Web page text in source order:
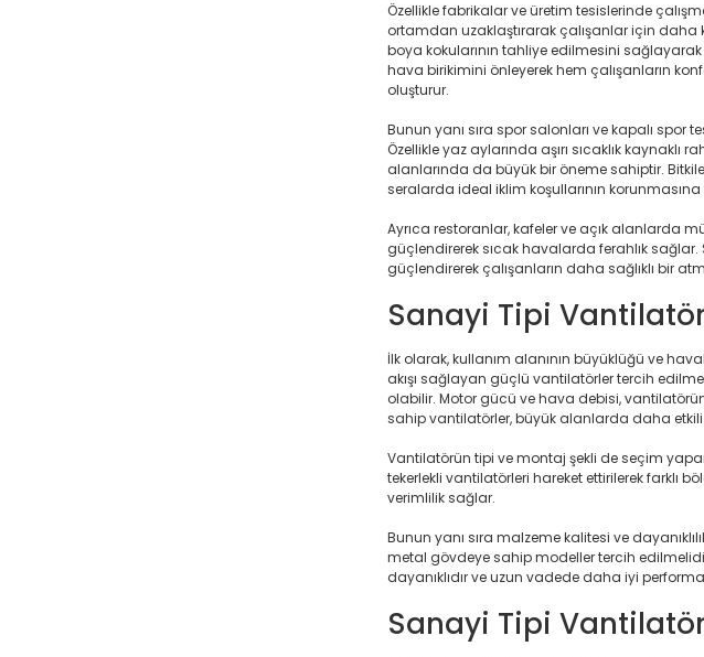
Özellikle fabrikalar ve üretim tesislerinde
ortamdan uzaklaştırarak çalışanlar için daha
boya kokularının tahliye edilmesini
hava birikimini önleyerek hem çalışanların
oluşturur.
Bunun yanı sıra spor salonları ve kapalı spor
Özellikle yaz aylarında aşırı sıcaklık
alanlarında da büyük bir öneme sahiptir.
seralarda ideal iklim koşullarının korunmasına
Ayrıca restoranlar, kafeler ve açık alanlarda
güçlendirerek sıcak havalarda ferahlık
güçlendirerek çalışanların daha sağlıklı bir
Sanayi Tipi
İlk olarak, kullanım alanının büyüklüğü ve
akışı sağlayan güçlü vantilatörler tercih
olabilir. Motor gücü ve hava debisi,
sahip vantilatörler, büyük alanlarda daha
Vantilatörün tipi ve montaj şekli de seçim
tekerlekli vantilatörleri hareket ettirilerek farklı
verimlilik sağlar.
Bunun yanı sıra malzeme kalitesi ve
metal gövdeye sahip modeller tercih
dayanıklıdır ve uzun vadede daha iyi
Sanayi Tipi